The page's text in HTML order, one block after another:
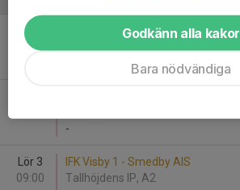
Fre 2
12:00
Smedby AIS - Östers IF Vit
-
Lör 3
09:00
IFK Visby 1 - Smedby AIS
Tallhöjdens IP, A2
Godkänn alla kakor
Bara nödvändiga